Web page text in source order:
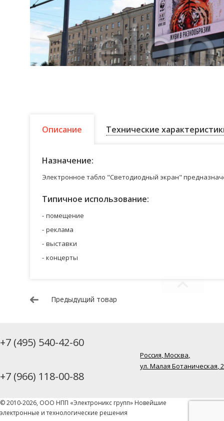
Описание Технические
Назначение:
Электронное табло "Светодиодный экран"
Типичное использование:
помещение
реклама
выставки
концерты
Предыдущий товар
+7 (495) 540-42-60
+7 (966) 118-00-88
Россия, Москва,
ул. Малая Ботаническая,
© 2010-2026, ООО НПП «Электроникс групп» Новейшие
электронные и технологические решения